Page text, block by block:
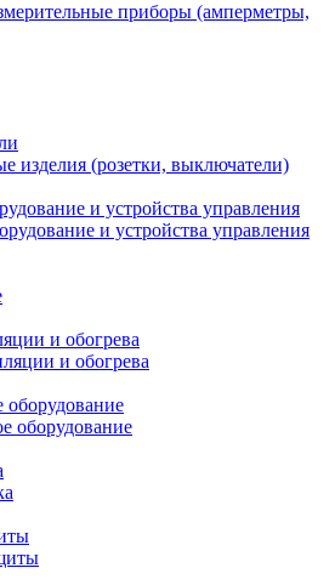
приборы (амперметры,
изделия (розетки, выключатели)
и устройства управления
и обогрева
оборудование